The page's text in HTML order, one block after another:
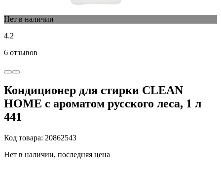
Нет в наличии
4.2
6 отзывов
Кондиционер для стирки CLEAN
HOME с ароматом русского леса, 1 л
441
Код товара: 20862543
Нет в наличии, последняя цена